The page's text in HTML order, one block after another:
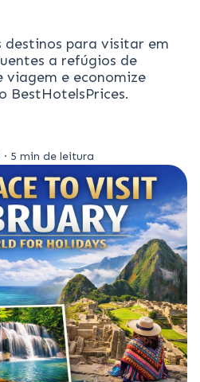
destinos para visitar em
a refúgios de
viagem e economize
BestHotelsPrices.
· 5 min de leitura